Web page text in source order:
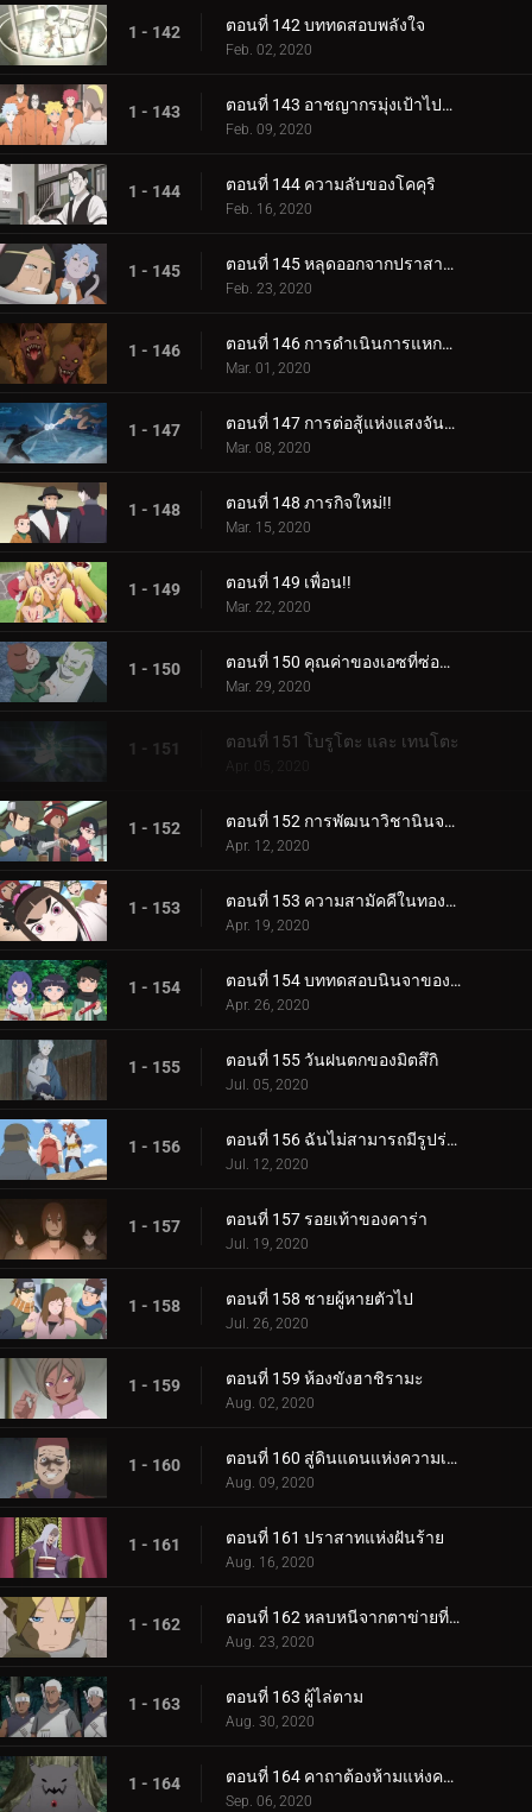
1 - 142 ตอนที่ 142 บททดสอบพลังใจ
Feb. 02, 2020
1 - 143 ตอนที่ 143 อาชญากรมุ่งเป้าไปที่โคคุริ
Feb. 09, 2020
1 - 144 ตอนที่ 144 ความลับของโคคุริ
Feb. 16, 2020
1 - 145 ตอนที่ 145 หลุดออกจากปราสาทโฮซึกิ
Feb. 23, 2020
1 - 146 ตอนที่ 146 การดำเนินการแหกคุก
Mar. 01, 2020
1 - 147 ตอนที่ 147 การต่อสู้แห่งแสงจันทร์อันเป็นเวรกรรม
Mar. 08, 2020
1 - 148 ตอนที่ 148 ภารกิจใหม่!!
Mar. 15, 2020
1 - 149 ตอนที่ 149 เพื่อน!!
Mar. 22, 2020
1 - 150 ตอนที่ 150 คุณค่าของเอซที่ซ่อนอยู่
Mar. 29, 2020
1 - 151 ตอนที่ 151 โบรูโตะ และ เทนโตะ
Apr. 05, 2020
1 - 152 ตอนที่ 152 การพัฒนาวิชานินจาทางการแพทย์
Apr. 12, 2020
1 - 153 ตอนที่ 153 ความสามัคคีในทองคำ
Apr. 19, 2020
1 - 154 ตอนที่ 154 บททดสอบนินจาของฮิมาวาริ!!
Apr. 26, 2020
1 - 155 ตอนที่ 155 วันฝนตกของมิตสึกิ
Jul. 05, 2020
1 - 156 ตอนที่ 156 ฉันไม่สามารถมีรูปร่างผอมเพรียวได้
Jul. 12, 2020
1 - 157 ตอนที่ 157 รอยเท้าของคาร่า
Jul. 19, 2020
1 - 158 ตอนที่ 158 ชายผู้หายตัวไป
Jul. 26, 2020
1 - 159 ตอนที่ 159 ห้องขังฮาชิรามะ
Aug. 02, 2020
1 - 160 ตอนที่ 160 สู่ดินแดนแห่งความเงียบงัน
Aug. 09, 2020
1 - 161 ตอนที่ 161 ปราสาทแห่งฝันร้าย
Aug. 16, 2020
1 - 162 ตอนที่ 162 หลบหนีจากตาข่ายที่กระชับ
Aug. 23, 2020
1 - 163 ตอนที่ 163 ผู้ไล่ตาม
Aug. 30, 2020
1 - 164 ตอนที่ 164 คาถาต้องห้ามแห่งความตาย
Sep. 06, 2020